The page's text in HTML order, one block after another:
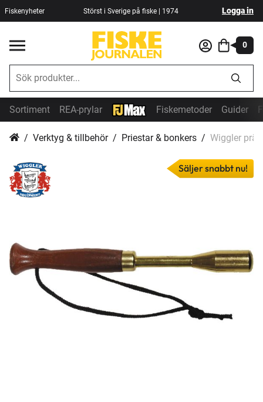
Fiskenyheter Störst i Sverige på fiske | 1974 Logga in
0
Sortiment REA-prylar Fiskemetoder Guider
Verktyg & tillbehör Priestar & bonkers Wiggler
Säljer snabbt nu!